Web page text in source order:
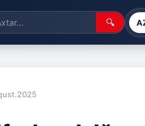
🔍